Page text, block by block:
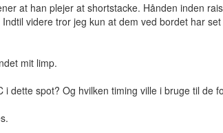
at han plejer at shortstacke. Hånden inden
videre tror jeg kun at dem ved bordet har
mit limp.
dette spot? Og hvilken timing ville i bruge til de